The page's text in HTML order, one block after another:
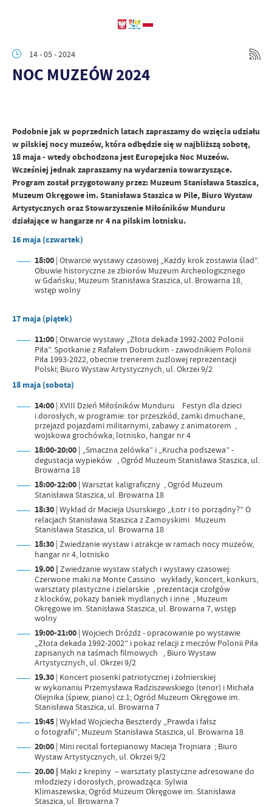
14 - 05 - 2024
NOC MUZEÓW 2024
Podobnie jak w poprzednich latach zapraszamy do wzięcia udziału
w pilskiej nocy muzeów, która odbędzie się w najbliższą sobotę,
18 maja - wtedy obchodzona jest Europejska Noc Muzeów.
Wcześniej jednak zapraszamy na wydarzenia towarzyszące.
Program został przygotowany przez: Muzeum Stanisława Staszica,
Muzeum Okręgowe im. Stanisława Staszica w Pile, Biuro Wystaw
Artystycznych oraz Stowarzyszenie Miłośników Munduru
działające w hangarze nr 4 na pilskim lotnisku.
16 maja (czwartek)
18:00 | Otwarcie wystawy czasowej „Każdy krok zostawia ślad”.
Obuwie historyczne ze zbiorów Muzeum Archeologicznego
w Gdańsku; Muzeum Stanisława Staszica, ul. Browarna 18,
wstęp wolny
17 maja (piątek)
11:00 | Otwarcie wystawy „Złota dekada 1992-2002 Polonii
Piła”. Spotkanie z Rafałem Dobruckim - zawodnikiem Polonii
Piła 1993-2022, obecnie trenerem żużlowej reprezentacji
Polski; Biuro Wystaw Artystycznych, ul. Okrzei 9/2
18 maja (sobota)
14:00 | XVIII Dzień Miłośników Munduru Festyn dla dzieci
i dorosłych, w programie: tor przeszkód, zamki dmuchane,
przejazd pojazdami militarnymi, zabawy z animatorem ,
wojskowa grochówka; lotnisko, hangar nr 4
18:00-20:00 | „Smaczna zelówka” i „Krucha podszewa” -
degustacja wypieków , Ogród Muzeum Stanisława Staszica, ul.
Browarna 18
18:00-22:00 | Warsztat kaligraficzny , Ogród Muzeum
Stanisława Staszica, ul. Browarna 18
18:30 | Wykład dr Macieja Usurskiego „Łotr i to porządny?” O
relacjach Stanisława Staszica z Zamoyskimi Muzeum
Stanisława Staszica, ul. Browarna 18
18:30 | Zwiedzanie wystaw i atrakcje w ramach nocy muzeów,
hangar nr 4, lotnisko
19.00 | Zwiedzanie wystaw stałych i wystawy czasowej:
Czerwone maki na Monte Cassino wykłady, koncert, konkurs,
warsztaty plastyczne i zielarskie , prezentacja czołgów
z klocków, pokazy baniek mydlanych i inne , Muzeum
Okręgowe im. Stanisława Staszica, ul. Browarna 7, wstęp
wolny
19:00-21:00 | Wojciech Dróżdż - opracowanie po wystawie
„Złota dekada 1992-2002” i pokaz relacji z meczów Polonii Piła
zapisanych na taśmach filmowych , Biuro Wystaw
Artystycznych, ul. Okrzei 9/2
19.30 | Koncert piosenki patriotycznej i żołnierskiej
w wykonaniu Przemysława Radziszewskiego (tenor) i Michała
Olejnika (śpiew, piano) cz.1; Ogród Muzeum Okręgowe im.
Stanisława Staszica, ul. Browarna 7
19:45 | Wykład Wojciecha Beszterdy „Prawda i fałsz
o fotografii”; Muzeum Stanisława Staszica, ul. Browarna 18
20:00 | Mini recital fortepianowy Macieja Trojniara ; Biuro
Wystaw Artystycznych, ul. Okrzei 9/2
20.00 | Maki z krepiny – warsztaty plastyczne adresowane do
młodzieży i dorosłych, prowadząca: Sylwia
Klimaszewska; Ogród Muzeum Okręgowe im. Stanisława
Staszica, ul. Browarna 7